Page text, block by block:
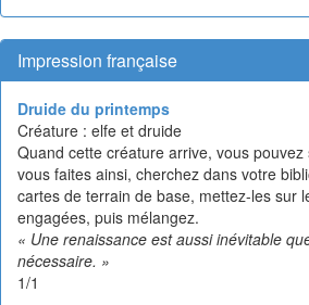
Impression française
Druide du printemps
Créature : elfe et druide
Quand cette créature arrive, vous
vous faites ainsi, cherchez dans votre
cartes de terrain de base, mettez-les sur
engagées, puis mélangez.
« Une renaissance est aussi inévitable
nécessaire. »
1/1